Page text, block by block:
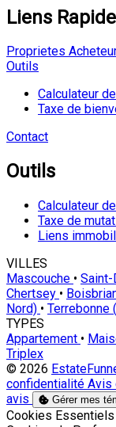
Liens
Proprietes
Outils
Calculateur
Taxe de
Contact
Outils
Calculateur
Taxe de
Liens
VILLES
Mascouche • Saint-
Chertsey •
Nord) • Terrebonne
TYPES
Appartement •
Triplex
© 2026
confidentialité Avis
avis
Gérer mes
Activer
Cookies Essentiels